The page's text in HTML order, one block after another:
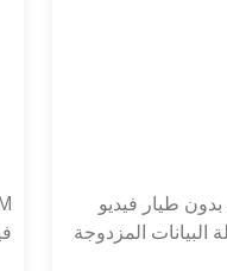
فيديو بدون طيار Ultra long range UP/Downlink